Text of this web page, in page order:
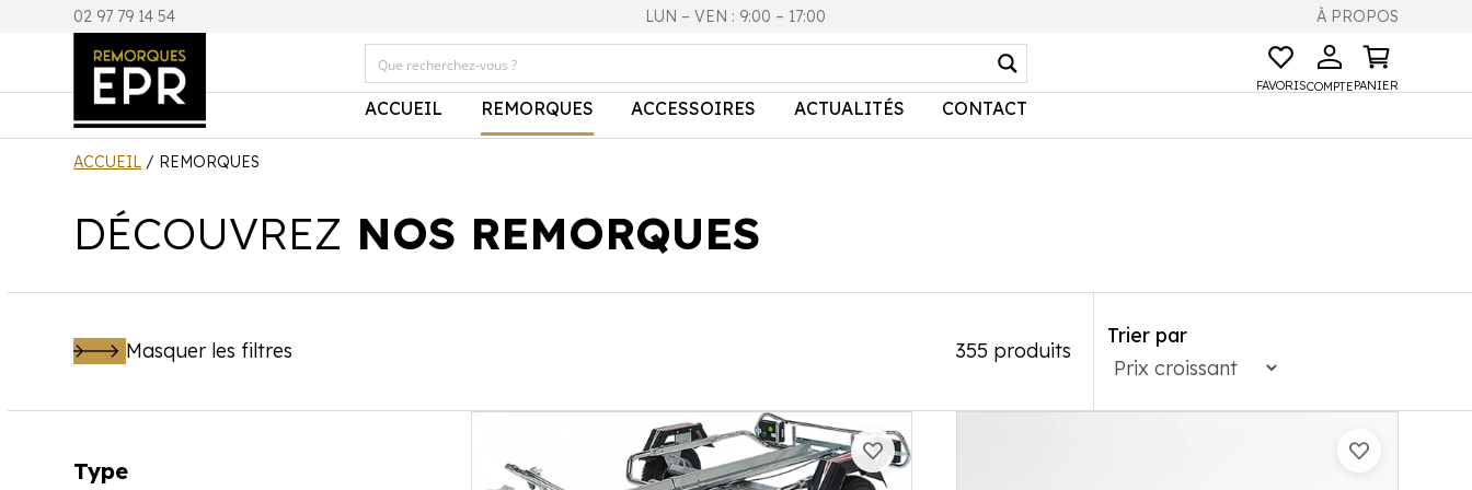
02 97 79 14 54 LUN – VEN : 9:00 – 17:00 À PROPOS
ACCUEIL REMORQUES ACCESSOIRES ACTUALITÉS CONTACT
FAVORISCOMPTEPANIER
ACCUEIL / REMORQUES
DÉCOUVREZ NOS REMORQUES
Masquer les filtres 355 produits
Trier par
Type